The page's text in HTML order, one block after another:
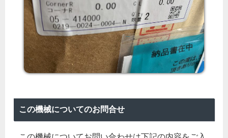
この機械についてのお問合せ